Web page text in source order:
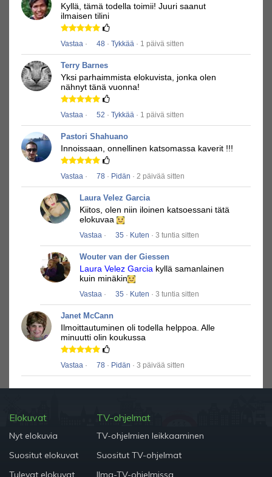
Kyllä, tämä todella toimii! Juuri saanut
ilmaisen tilini
Vastaa · 48 · Tykkää · 1 päivä sitten
Terry Barnes
Yksi parhaimmista elokuvista, jonka olen
nähnyt tänä vuonna!
Vastaa · 52 · Tykkää · 1 päivä sitten
Pastori Shahuano
Innoissaan, onnellinen katsomassa kaverit !!!
Vastaa · 78 · Pidän · 2 päivää sitten
Laura Velez Garcia
Kiitos, olen niin iloinen katsoessani tätä
elokuvaa
Vastaa · 35 · Kuten · 3 tuntia sitten
Wouter van der Giessen
Laura Velez Garcia kyllä ​​samanlainen
kuin minäkin
Vastaa · 35 · Kuten · 3 tuntia sitten
Janet McCann
Ilmoittautuminen oli todella helppoa. Alle
minuutti olin koukussa
Vastaa · 78 · Pidän · 3 päivää sitten
Elokuvat
Nyt elokuvia
Suositut elokuvat
Tulevat elokuvat
TV-ohjelmat
TV-ohjelmien leikkaaminen
Suositut TV-ohjelmat
Ilma-TV-ohjelmissa